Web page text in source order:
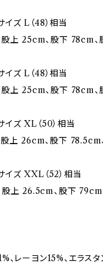
ズ L（48）相当
股上 25cm、股下 78cm、
ズ L（48）相当
股上 25cm、股下 78cm、
ズ XL（50）相当
股上 26cm、股下 78.5cm
ズ XXL（52）相当
股上 26.5cm、股下 79cm
、レーヨン15%、エラス